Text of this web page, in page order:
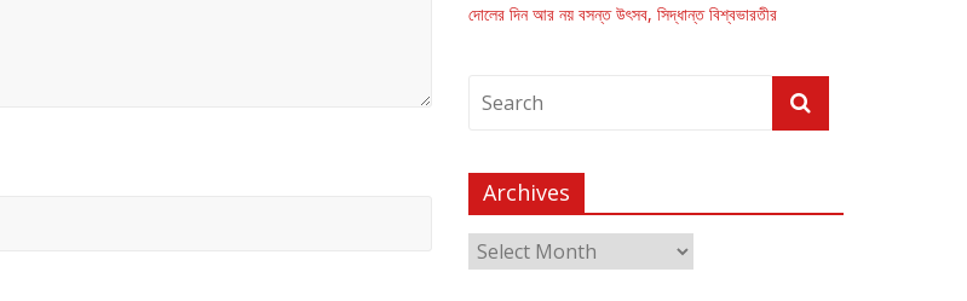
দোলের দিন আর নয় বসন্ত উৎসব, সিদ্ধান্ত বিশ্বভারতীর
Archives